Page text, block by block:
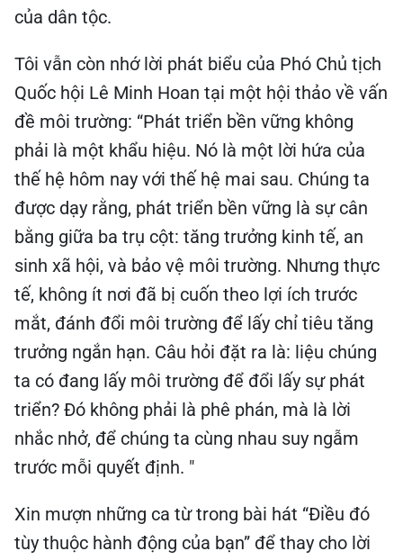
của dân tộc.
Tôi vẫn còn nhớ lời phát biểu của Phó Chủ tịch
Quốc hội Lê Minh Hoan tại một hội thảo về vấn
đề môi trường: “Phát triển bền vững không
phải là một khẩu hiệu. Nó là một lời hứa của
thế hệ hôm nay với thế hệ mai sau. Chúng ta
được dạy rằng, phát triển bền vững là sự cân
bằng giữa ba trụ cột: tăng trưởng kinh tế, an
sinh xã hội, và bảo vệ môi trường. Nhưng thực
tế, không ít nơi đã bị cuốn theo lợi ích trước
mắt, đánh đổi môi trường để lấy chỉ tiêu tăng
trưởng ngắn hạn. Câu hỏi đặt ra là: liệu chúng
ta có đang lấy môi trường để đổi lấy sự phát
triển? Đó không phải là phê phán, mà là lời
nhắc nhở, để chúng ta cùng nhau suy ngẫm
trước mỗi quyết định. "
Xin mượn những ca từ trong bài hát “Điều đó
tùy thuộc hành động của bạn” để thay cho lời